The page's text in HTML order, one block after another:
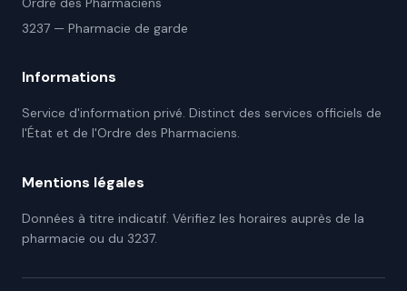
3237 — Pharmacie de garde
Informations
Service d'information privé. Distinct des services officiels de
l'État et de l'Ordre des Pharmaciens.
Mentions légales
Données à titre indicatif. Vérifiez les horaires auprès de la
pharmacie ou du 3237.